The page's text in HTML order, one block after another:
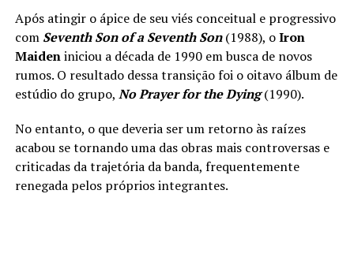
Após atingir o ápice de seu viés conceitual e progressivo
com Seventh Son of a Seventh Son(1988), oIron
Maideniniciou a década de 1990 em busca de novos
rumos. O resultado dessa transição foi o oitavo álbum de
estúdio do grupo, No Prayer for the Dying(1990).
No entanto, o que deveria ser um retorno às raízes
acabou se tornando uma das obras mais controversas e
criticadas da trajetória da banda, frequentemente
renegada pelos próprios integrantes.